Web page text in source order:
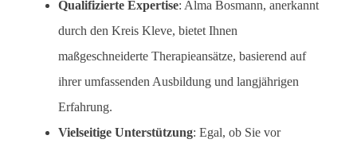
Qualifizierte Expertise: Alma Bosmann, anerkannt
durch den Kreis Kleve, bietet Ihnen
maßgeschneiderte Therapieansätze, basierend auf
ihrer umfassenden Ausbildung und langjährigen
Erfahrung.
Vielseitige Unterstützung: Egal, ob Sie vor